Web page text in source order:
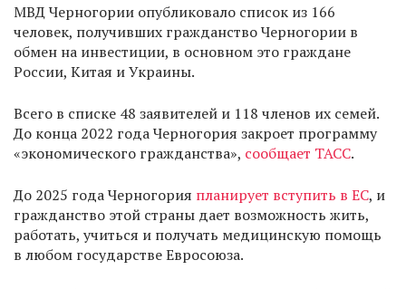
МВД Черногории опубликовало список из 166
человек, получивших гражданство Черногории в
обмен на инвестиции, в основном это граждане
России, Китая и Украины.
Всего в списке 48 заявителей и 118 членов их семей.
До конца 2022 года Черногория закроет программу
«экономического гражданства», сообщает ТАСС.
До 2025 года Черногория планирует вступить в ЕС, и
гражданство этой страны дает возможность жить,
работать, учиться и получать медицинскую помощь
в любом государстве Евросоюза.